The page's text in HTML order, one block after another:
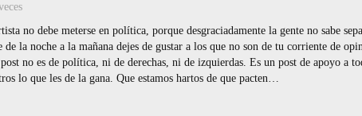
no debe meterse en política, porque desgraciadamente la gente no sabe
la noche a la mañana dejes de gustar a los que no son de tu corriente de
no es de política, ni de derechas, ni de izquierdas. Es un post de apoyo a
lo que les de la gana. Que estamos hartos de que pacten…